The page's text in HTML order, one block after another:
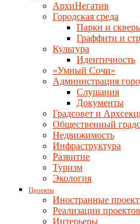
АрхиНегатив
Городская среда
Парки и
Граффити и
Культура
Идентичность
«Умный Сочи»
Администрация
Слушания
Документы
Градсовет и
Общественный
Недвижимость
Инфраструктура
Развитие
Туризм
Экология
Проекты
Иностранные
Реализации проектов
Интерьеры